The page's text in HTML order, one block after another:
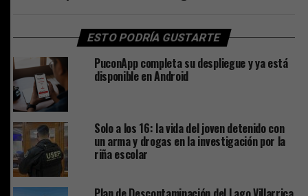
ESTO PODRÍA GUSTARTE
PuconApp completa su despliegue y ya está
disponible en Android
Solo a los 16: la vida del joven detenido con
un arma y drogas en la investigación por la
riña escolar